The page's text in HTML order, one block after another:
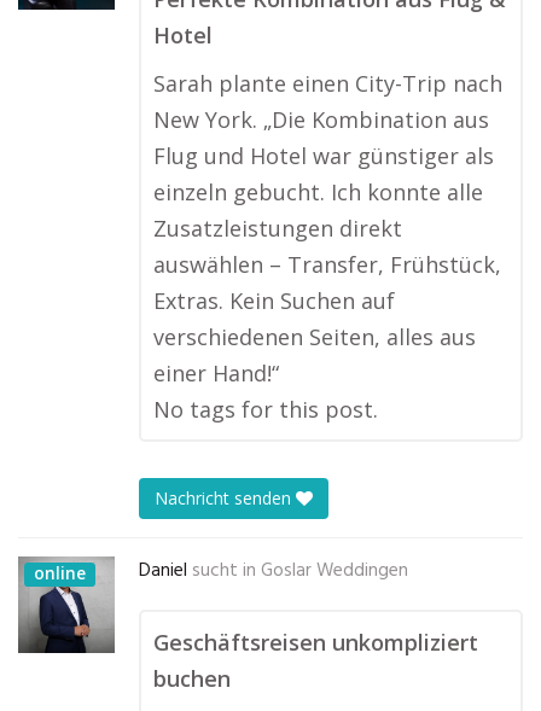
Hotel
Sarah plante einen City-Trip nach
New York. „Die Kombination aus
Flug und Hotel war günstiger als
einzeln gebucht. Ich konnte alle
Zusatzleistungen direkt
auswählen – Transfer, Frühstück,
Extras. Kein Suchen auf
verschiedenen Seiten, alles aus
einer Hand!“
No tags for this post.
Nachricht senden
online Daniel sucht in Goslar Weddingen
Geschäftsreisen unkompliziert
buchen